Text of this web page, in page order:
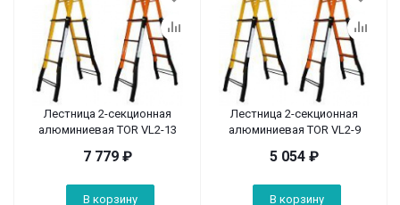
Лестница 2-секционная
алюминиевая TOR VL2-13
7 779 ₽
В корзину
Лестница 2-секционная
алюминиевая TOR VL2-9
5 054 ₽
В корзину